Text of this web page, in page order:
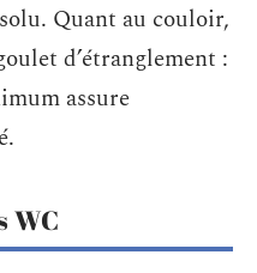
Quant au couloir,
d’étranglement :
assure
WC